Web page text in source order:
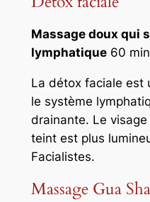
Massage doux qui
lymphatique60
La détox faciale est
le système
drainante. Le
teint est plus
Facialistes.
Massage Gua Sha